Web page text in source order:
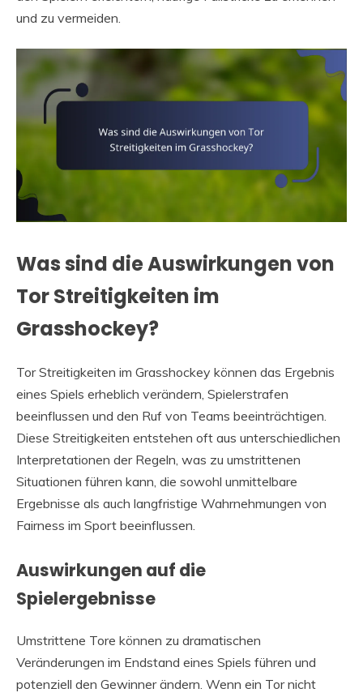
und zu vermeiden.
Was sind die Auswirkungen von
Tor Streitigkeiten im
Grasshockey?
Tor Streitigkeiten im Grasshockey können das Ergebnis
eines Spiels erheblich verändern, Spielerstrafen
beeinflussen und den Ruf von Teams beeinträchtigen.
Diese Streitigkeiten entstehen oft aus unterschiedlichen
Interpretationen der Regeln, was zu umstrittenen
Situationen führen kann, die sowohl unmittelbare
Ergebnisse als auch langfristige Wahrnehmungen von
Fairness im Sport beeinflussen.
Auswirkungen auf die
Spielergebnisse
Umstrittene Tore können zu dramatischen
Veränderungen im Endstand eines Spiels führen und
potenziell den Gewinner ändern. Wenn ein Tor nicht